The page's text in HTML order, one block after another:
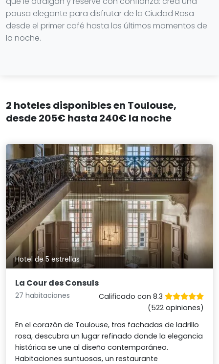
pausa elegante para disfrutar de la Ciudad Rosa
desde el primer café hasta los últimos momentos de
la noche.
2 hoteles disponibles en Toulouse,
desde 205€ hasta 240€ la noche
Hotel de 5 estrellas
La Cour des Consuls
27 habitaciones
Calificado con 8.3
(522 opiniones)
En el corazón de Toulouse, tras fachadas de ladrillo
rosa, descubra un lugar refinado donde la elegancia
histórica se une al diseño contemporáneo.
Habitaciones suntuosas, un restaurante